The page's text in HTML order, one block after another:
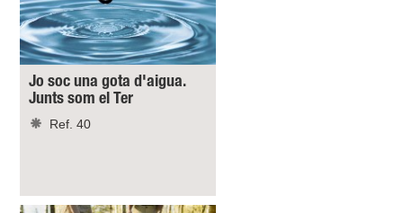
Jo soc una gota d'aigua.
Junts som el Ter
Ref. 40